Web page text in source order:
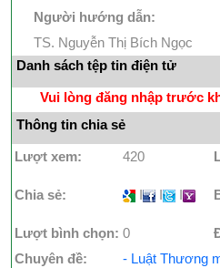
Người hướng dẫn:
TS. Nguyễn Thị Bích Ngọc
Danh sách tệp tin điện tử
Vui lòng đăng nhập trước
Thông tin chia sẻ
Lượt xem: 420
Chia sẻ: I I I
Lượt bình chọn: 0
Chuyên đề:
- Luật Thương